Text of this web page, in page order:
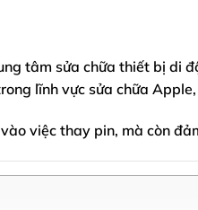
tâm sửa chữa thiết bị di
lĩnh vực sửa chữa
việc thay pin, mà còn